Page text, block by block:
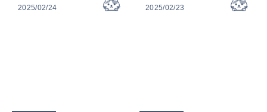
2025/02/24 2025/02/23